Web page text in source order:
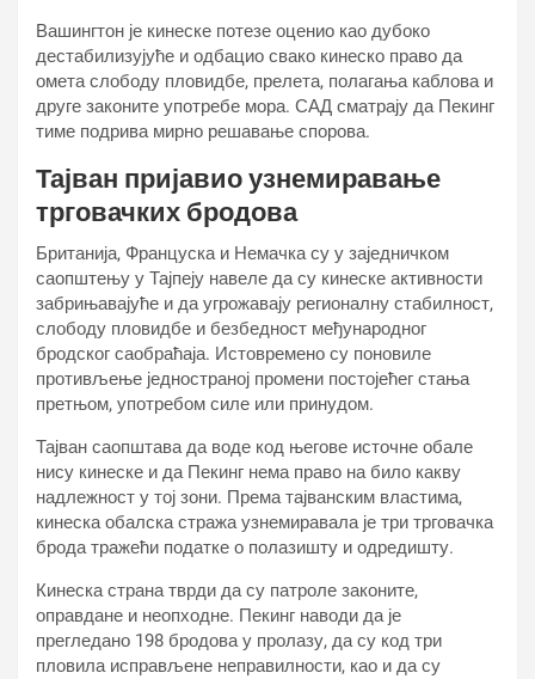
Вашингтон је кинеске потезе оценио као дубоко
дестабилизујуће и одбацио свако кинеско право да
омета слободу пловидбе, прелета, полагања каблова и
друге законите употребе мора. САД сматрају да Пекинг
тиме подрива мирно решавање спорова.
Тајван пријавио узнемиравање
трговачких бродова
Британија, Француска и Немачка су у заједничком
саопштењу у Тајпеју навеле да су кинеске активности
забрињавајуће и да угрожавају регионалну стабилност,
слободу пловидбе и безбедност међународног
бродског саобраћаја. Истовремено су поновиле
противљење једностраној промени постојећег стања
претњом, употребом силе или принудом.
Тајван саопштава да воде код његове источне обале
нису кинеске и да Пекинг нема право на било какву
надлежност у тој зони. Према тајванским властима,
кинеска обалска стража узнемиравала је три трговачка
брода тражећи податке о полазишту и одредишту.
Кинеска страна тврди да су патроле законите,
оправдане и неопходне. Пекинг наводи да је
прегледано 198 бродова у пролазу, да су код три
пловила исправљене неправилности, као и да су